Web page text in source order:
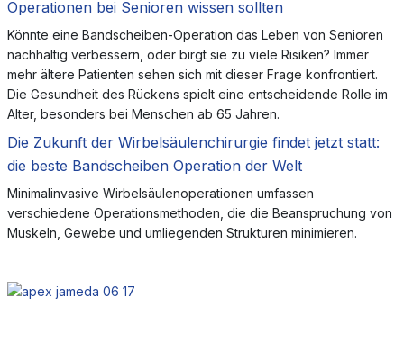
Operationen bei Senioren wissen sollten
Könnte eine Bandscheiben-Operation das Leben von Senioren
nachhaltig verbessern, oder birgt sie zu viele Risiken? Immer
mehr ältere Patienten sehen sich mit dieser Frage konfrontiert.
Die Gesundheit des Rückens spielt eine entscheidende Rolle im
Alter, besonders bei Menschen ab 65 Jahren.
Die Zukunft der Wirbelsäulenchirurgie findet jetzt statt:
die beste Bandscheiben Operation der Welt
Minimalinvasive Wirbelsäulenoperationen umfassen
verschiedene Operationsmethoden, die die Beanspruchung von
Muskeln, Gewebe und umliegenden Strukturen minimieren.